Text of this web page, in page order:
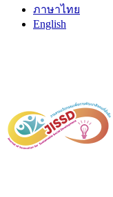
ภาษาไทย
English